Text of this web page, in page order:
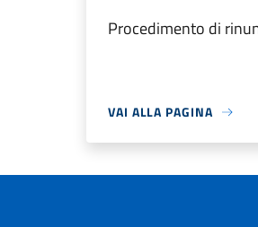
Procedimento di
VAI ALLA PAGINA